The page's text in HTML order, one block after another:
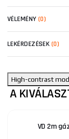
VÉLEMÉNY (0)
LEKÉRDEZÉSEK (0)
High-contrast
A
VD 2m